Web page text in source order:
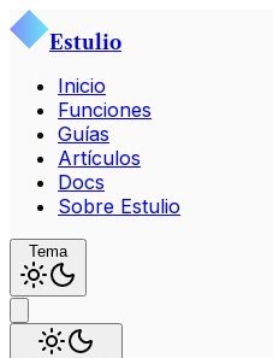
Estulio
Inicio
Funciones
Guías
Artículos
Docs
Sobre Estulio
Tema